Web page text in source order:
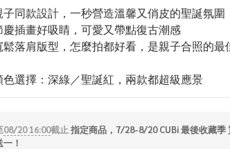
同款設計，一秒營造溫馨又俏皮的聖誕氛圍
插畫好吸睛，可愛又帶點復古潮感
落肩版型，怎麼拍都好看，是親子合照的最
選擇：深綠／聖誕紅，兩款都超級應景
08/20 16:00截止 指定商品，7/28-8/20 CUBi 最後收藏季
一！